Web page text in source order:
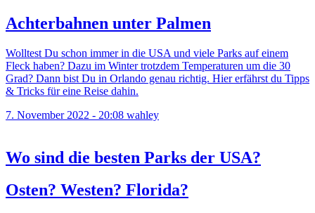
Achterbahnen unter Palmen
Wolltest Du schon immer in die USA und viele Parks auf einem
Fleck haben? Dazu im Winter trotzdem Temperaturen um die 30
Grad? Dann bist Du in Orlando genau richtig. Hier erfährst du Tipps
& Tricks für eine Reise dahin.
7. November 2022 - 20:08 wahley
Wo sind die besten Parks der USA?
Osten? Westen? Florida?